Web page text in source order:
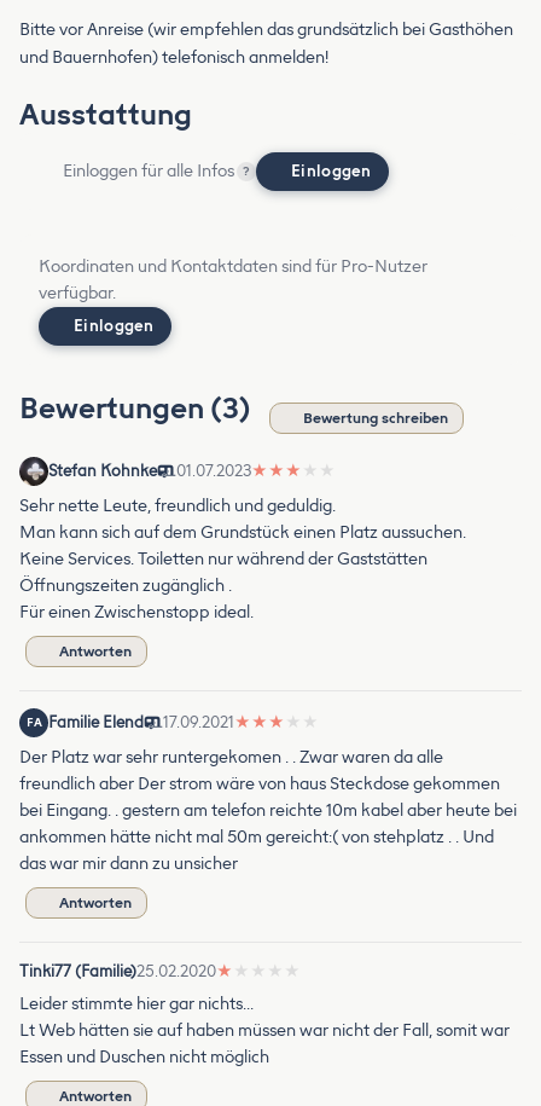
Bitte vor Anreise (wir empfehlen das grundsätzlich bei Gasthöhen
und Bauernhofen) telefonisch anmelden!
Ausstattung
Einloggen für alle Infos ? Einloggen
Koordinaten und Kontaktdaten sind für Pro-Nutzer
verfügbar.
Einloggen
Bewertungen (3) Bewertung schreiben
Stefan Kohnke 01.07.2023★ ★ ★ ★ ★
Sehr nette Leute, freundlich und geduldig.
Man kann sich auf dem Grundstück einen Platz aussuchen.
Keine Services. Toiletten nur während der Gaststätten
Öffnungszeiten zugänglich .
Für einen Zwischenstopp ideal.
Antworten
FA Familie Elend 17.09.2021★ ★ ★ ★ ★
Der Platz war sehr runtergekomen . . Zwar waren da alle
freundlich aber Der strom wäre von haus Steckdose gekommen
bei Eingang. . gestern am telefon reichte 10m kabel aber heute bei
ankommen hätte nicht mal 50m gereicht:( von stehplatz . . Und
das war mir dann zu unsicher
Antworten
Tinki77 (Familie)25.02.2020★ ★ ★ ★ ★
Leider stimmte hier gar nichts...
Lt Web hätten sie auf haben müssen war nicht der Fall, somit war
Essen und Duschen nicht möglich
Antworten